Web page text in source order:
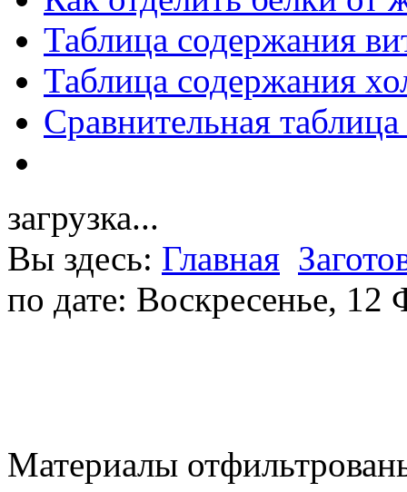
Таблица содержания
Таблица содержания
Сравнительная
загрузка...
Вы здесь: Главная
по дате: Воскресенье, 12
Материалы